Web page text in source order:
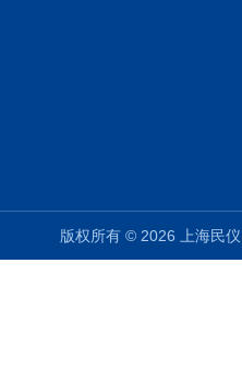
版权所有 © 2026 上海民